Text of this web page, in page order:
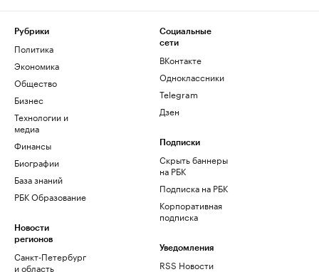
Рубрики
Политика
Экономика
Общество
Бизнес
Технологии и
медиа
Финансы
Биографии
База знаний
РБК Образование
Новости
регионов
Санкт-Петербург
и область
Социальные
сети
ВКонтакте
Одноклассники
Telegram
Дзен
Подписки
Скрыть баннеры
на РБК
Подписка на РБК
Корпоративная
подписка
Уведомления
RSS Новости